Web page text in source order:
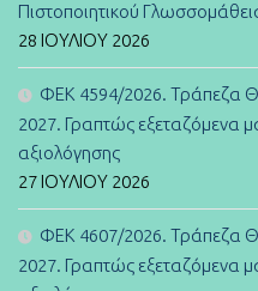
Πιστοποιητικού
28 ΙΟΥΛΊΟΥ 2026
ΦΕΚ 4594/2026. Τράπεζα
2027. Γραπτώς εξεταζόμενα
αξιολόγησης
27 ΙΟΥΛΊΟΥ 2026
ΦΕΚ 4607/2026. Τράπεζα
2027. Γραπτώς εξεταζόμενα